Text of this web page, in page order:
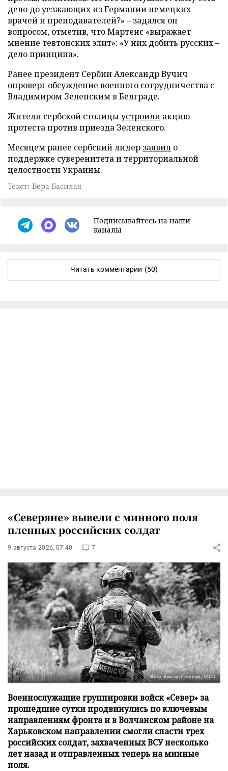
дело до уезжающих из Германии немецких
врачей и преподавателей?» – задался он
вопросом, отметив, что Мартенс «выражает
мнение тевтонских элит»: «У них добить русских –
дело принципа».
Ранее президент Сербии Александр Вучич
опроверг обсуждение военного сотрудничества с
Владимиром Зеленским в Белграде.
Жители сербской столицыустроили акцию
протеста против приезда Зеленского.
Месяцем ранее сербский лидер заявил о
поддержке суверенитета и территориальной
целостности Украины.
Текст: Вера Басилая
Подписывайтесь на наши
каналы
Читать комментарии (50)
«Северяне» вывели с минного поля
пленных российских солдат
9 августа 2026, 07:40 7
Фото: Виктор Антонюк/ТАСС
Военнослужащие группировки войск «Север» за
прошедшие сутки продвинулись по ключевым
направлениям фронта и в Волчанском районе на
Харьковском направлении смогли спасти трех
российских солдат, захваченных ВСУ несколько
лет назад и отправленных теперь на минные
поля.